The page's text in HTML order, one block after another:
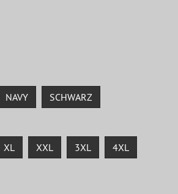
NAVY SCHWARZ
XL XXL 3XL 4XL